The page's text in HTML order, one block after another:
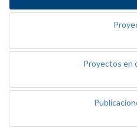
Proyectos en